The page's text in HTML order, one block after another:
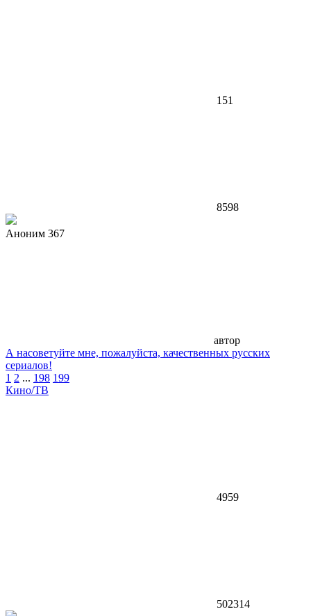
151
8598
Аноним 367
автор
А насоветуйте мне, пожалуйста, качественных русских
сериалов!
1 2 ... 198 199
Кино/ТВ
4959
502314